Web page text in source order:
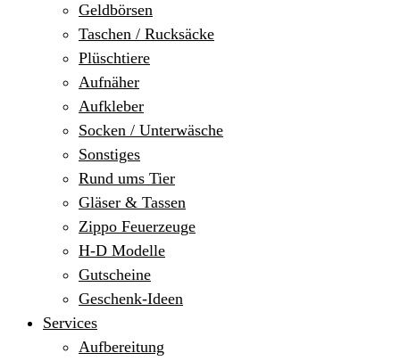
Geldbörsen
Taschen / Rucksäcke
Plüschtiere
Aufnäher
Aufkleber
Socken / Unterwäsche
Sonstiges
Rund ums Tier
Gläser & Tassen
Zippo Feuerzeuge
H-D Modelle
Gutscheine
Geschenk-Ideen
Services
Aufbereitung